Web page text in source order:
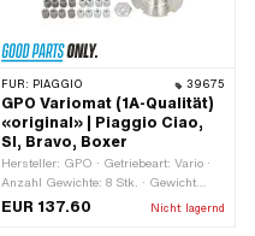
FÜR: PIAGGIO 39675
GPO Variomat (1A-Qualität)
«original» | Piaggio Ciao,
SI, Bravo, Boxer
Hersteller: GPO · Getriebeart: Vario ·
Anzahl Gewichte: 8 Stk. · Gewicht
Standardgewichte: 6 g · Gewicht
EUR 137.60 Nicht lagernd